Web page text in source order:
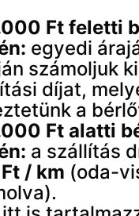
Ft feletti
egyedi
számoljuk
díjat,
a
Ft alatti
a szállítás
/ km (oda-